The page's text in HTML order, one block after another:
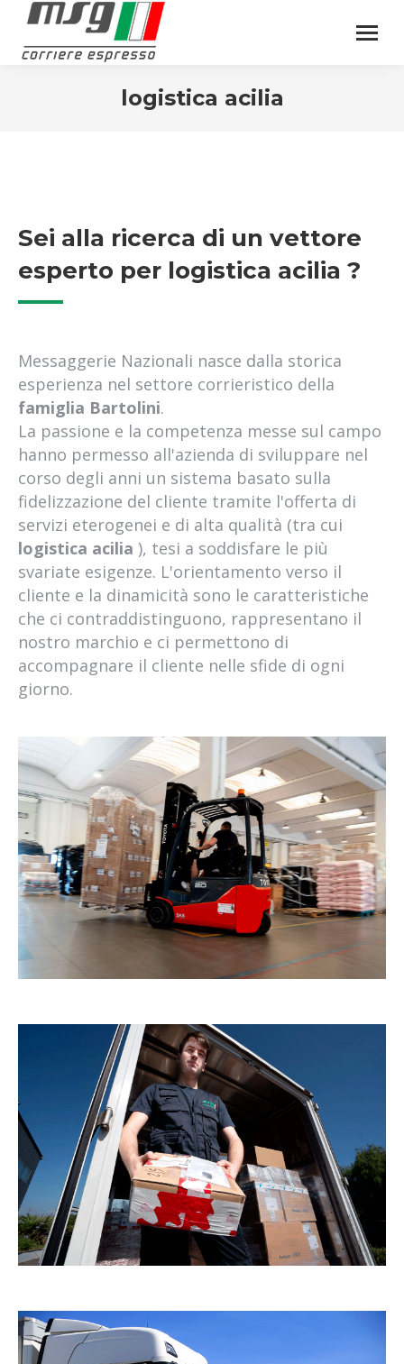
logistica acilia
Sei alla ricerca di un vettore
esperto per logistica acilia ?
Messaggerie Nazionali nasce dalla storica
esperienza nel settore corrieristico della
famiglia Bartolini.
La passione e la competenza messe sul campo
hanno permesso all'azienda di sviluppare nel
corso degli anni un sistema basato sulla
fidelizzazione del cliente tramite l'offerta di
servizi eterogenei e di alta qualità (tra cui
logistica acilia ), tesi a soddisfare le più
svariate esigenze. L'orientamento verso il
cliente e la dinamicità sono le caratteristiche
che ci contraddistinguono, rappresentano il
nostro marchio e ci permettono di
accompagnare il cliente nelle sfide di ogni
giorno.